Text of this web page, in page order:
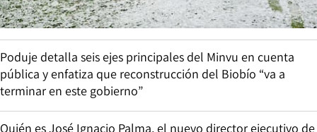
Poduje detalla seis ejes principales del Minvu en cuenta
pública y enfatiza que reconstrucción del Biobío “va a
terminar en este gobierno”
Quién es José Ignacio Palma, el nuevo director ejecutivo de